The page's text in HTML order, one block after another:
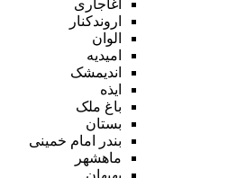
آغاجاری
اروندکنار
الوان
امیدیه
اندیمشک
ایذه
باغ ملک
بستان
بندر امام خمینی
ماهشهر
بهبهان